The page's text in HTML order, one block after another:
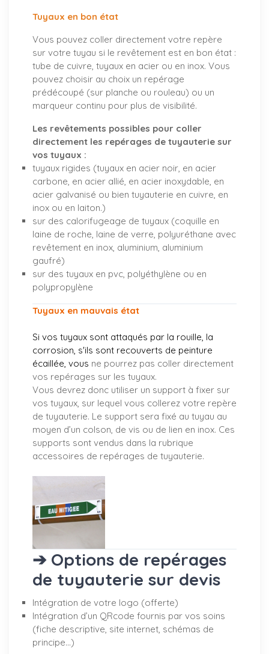
Tuyaux en bon état
Vous pouvez coller directement votre repère
sur votre tuyau si le revêtement est en bon état :
tube de cuivre, tuyaux en acier ou en inox. Vous
pouvez choisir au choix un repérage
prédécoupé (sur planche ou rouleau) ou un
marqueur continu pour plus de visibilité.
Les revêtements possibles pour coller
directement les repérages de tuyauterie sur
vos tuyaux :
tuyaux rigides (tuyaux en acier noir, en acier
carbone, en acier allié, en acier inoxydable, en
acier galvanisé ou bien tuyauterie en cuivre, en
inox ou en laiton.)
sur des calorifugeage de tuyaux (coquille en
laine de roche, laine de verre, polyuréthane avec
revêtement en inox, aluminium, aluminium
gaufré)
sur des tuyaux en pvc, polyéthylène ou en
polypropylène
Tuyaux en mauvais état
Si vos tuyaux sont attaqués par la rouille, la
corrosion, s'ils sont recouverts de peinture
écaillée, vous ne pourrez pas coller directement
vos repérages sur les tuyaux.
Vous devrez donc utiliser un support à fixer sur
vos tuyaux, sur lequel vous collerez votre repère
de tuyauterie. Le support sera fixé au tuyau au
moyen d’un colson, de vis ou de lien en inox. Ces
supports sont vendus dans la rubrique
accessoires de repérages de tuyauterie.
➔ Options de repérages
de tuyauterie sur devis
Intégration de votre logo (offerte)
Intégration d’un QRcode fournis par vos soins
(fiche descriptive, site internet, schémas de
principe…)